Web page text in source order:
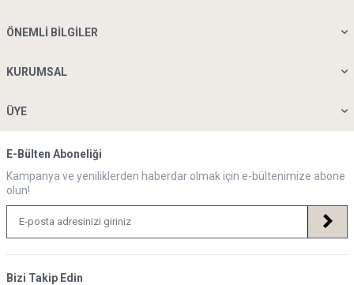
ÖNEMLI BILGILER
KURUMSAL
ÜYE
E-Bülten Aboneliği
Kampanya ve yeniliklerden haberdar olmak için e-bültenimize abone
olun!
Bizi Takip Edin